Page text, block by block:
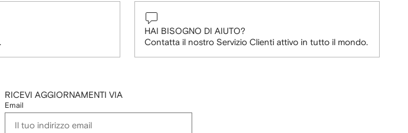
HAI BISOGNO DI AIUTO?
Contatta il nostro Servizio Clienti attivo in tutto il mondo.
RICEVI AGGIORNAMENTI VIA
Email